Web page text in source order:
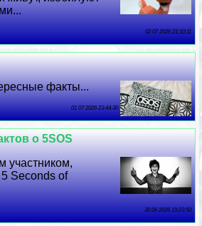
02 07 2026 21:10:11
факты...
01 07 2026 23:44:30
о 5SOS
участником,
Seconds of
30 06 2026 19:23:50